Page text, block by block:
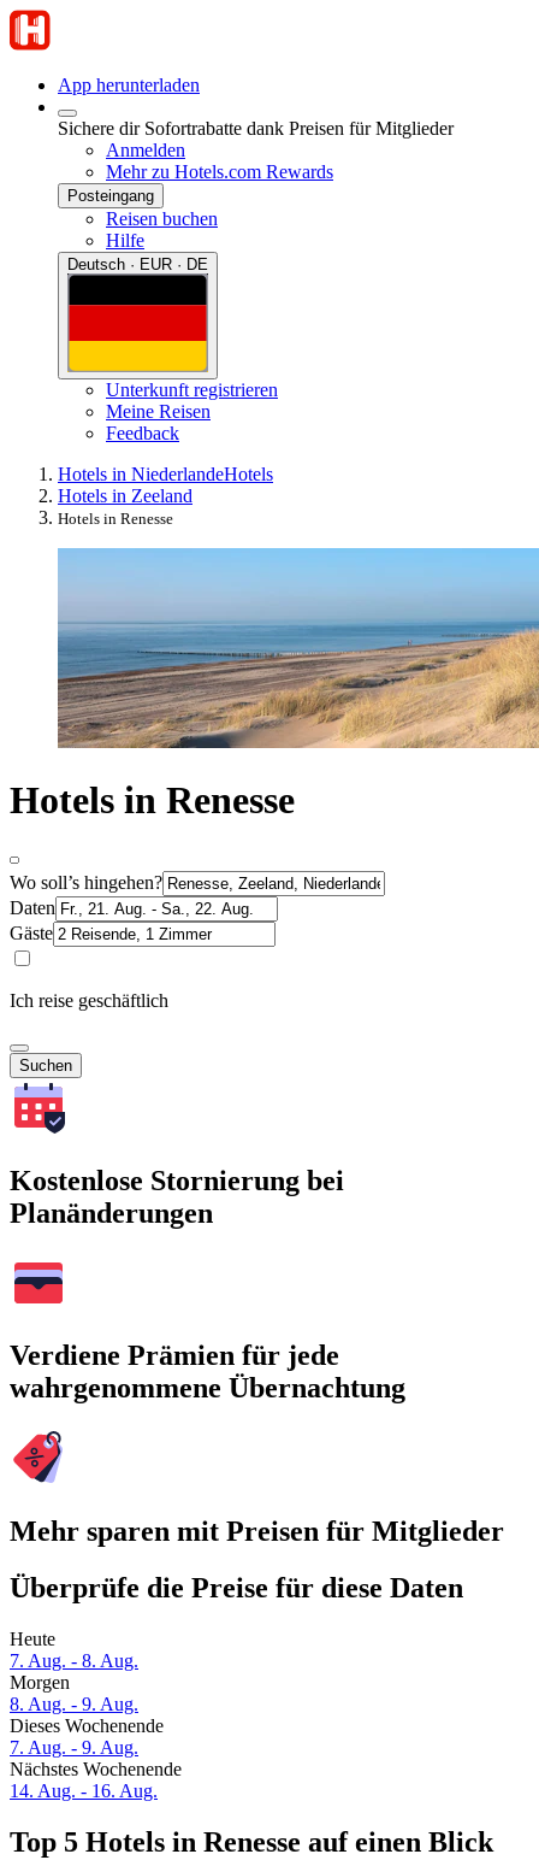
App herunterladen
Sichere dir Sofortrabatte dank Preisen für Mitglieder
Anmelden
Mehr zu Hotels.com Rewards
Posteingang
Reisen buchen
Hilfe
Deutsch · EUR · DE
Unterkunft registrieren
Meine Reisen
Feedback
Hotels in NiederlandeHotels
Hotels in Zeeland
Hotels in Renesse
Hotels in Renesse
Wo soll’s hingehen?
Daten
Gäste
Ich reise geschäftlich
Suchen
Kostenlose Stornierung bei
Planänderungen
Verdiene Prämien für jede
wahrgenommene Übernachtung
Mehr sparen mit Preisen für Mitglieder
Überprüfe die Preise für diese Daten
Heute
7. Aug. - 8. Aug.
Morgen
8. Aug. - 9. Aug.
Dieses Wochenende
7. Aug. - 9. Aug.
Nächstes Wochenende
14. Aug. - 16. Aug.
Top 5 Hotels in Renesse auf einen Blick